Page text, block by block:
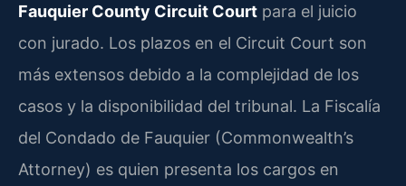
Fauquier County Circuit Court para el juicio
con jurado. Los plazos en el Circuit Court son
más extensos debido a la complejidad de los
casos y la disponibilidad del tribunal. La Fiscalía
del Condado de Fauquier (Commonwealth’s
Attorney) es quien presenta los cargos en